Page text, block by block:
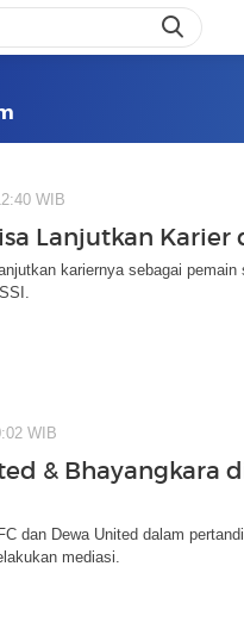
WIB
Lanjutkan Karier
kariernya sebagai
WIB
& Bhayangkara
dan Dewa United dalam
mediasi.